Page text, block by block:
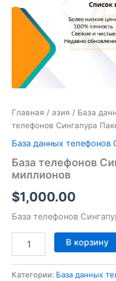
Главная / азия / База
телефонов Сингапура
База данных телефонов
База телефонов
миллионов
$1,000.00
База телефонов
на
миллионов
В корзину
Категории: База данных